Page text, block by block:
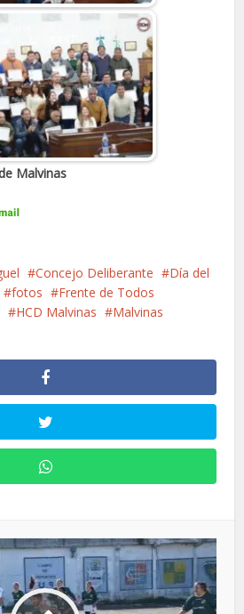
Malvinas
Concejo Deliberante
Día del
fotos
Frente de Todos
HCD Malvinas
Malvinas